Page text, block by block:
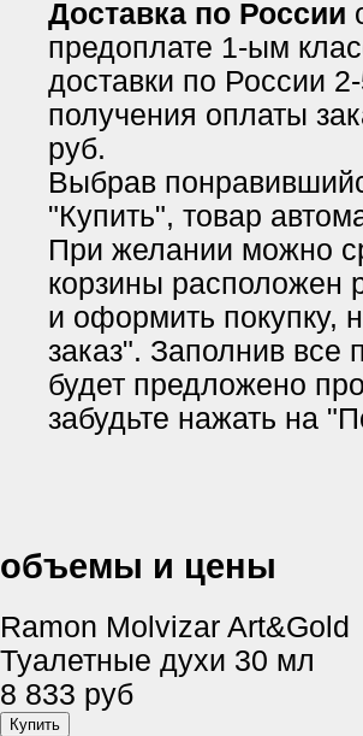
Доставка по России
предоплате 1-ым
доставки по России
получения оплаты
руб.
Выбрав
"Купить", товар
При желании можно
корзины расположен
и оформить покупку,
заказ". Заполнив
будет предложено
забудьте нажать на
объемы и цены
Ramon Molvizar Art&Gold
Туалетные духи 30 мл
8 833 руб